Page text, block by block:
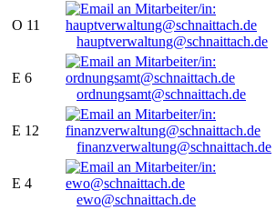
O 11
hauptverwaltung@schnaittach.de
E 6
ordnungsamt@schnaittach.de
E 12
finanzverwaltung@schnaittach.de
E 4
ewo@schnaittach.de